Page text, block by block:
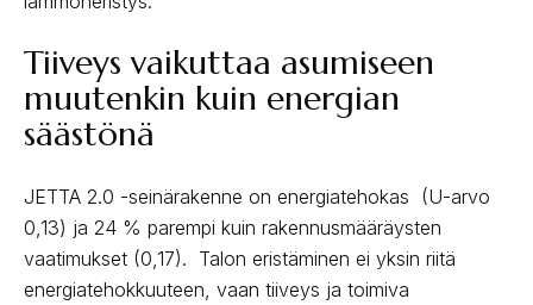
Tiiveys vaikuttaa asumiseen
muutenkin kuin energian
säästönä
JETTA 2.0 -seinärakenne on energiatehokas (U-arvo
0,13) ja 24 % parempi kuin rakennusmääräysten
vaatimukset (0,17). Talon eristäminen ei yksin riitä
energiatehokkuuteen, vaan tiiveys ja toimiva